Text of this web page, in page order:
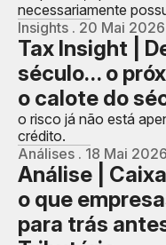
necessariamente
Insights . 20 Mai 2026
Tax Insight |
século… o
o calote do
o risco já não está
crédito.
Análises . 18 Mai 2026
Análise |
o que
para trás